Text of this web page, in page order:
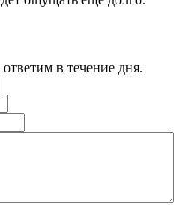
в течение дня.